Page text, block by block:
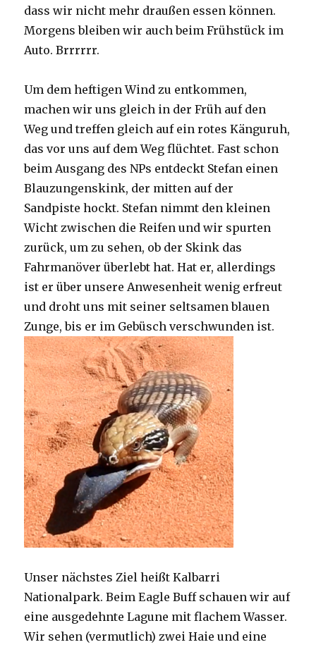
dass wir nicht mehr draußen essen können.
Morgens bleiben wir auch beim Frühstück im
Auto. Brrrrrr.
Um dem heftigen Wind zu entkommen,
machen wir uns gleich in der Früh auf den
Weg und treffen gleich auf ein rotes Känguruh,
das vor uns auf dem Weg flüchtet. Fast schon
beim Ausgang des NPs entdeckt Stefan einen
Blauzungenskink, der mitten auf der
Sandpiste hockt. Stefan nimmt den kleinen
Wicht zwischen die Reifen und wir spurten
zurück, um zu sehen, ob der Skink das
Fahrmanöver überlebt hat. Hat er, allerdings
ist er über unsere Anwesenheit wenig erfreut
und droht uns mit seiner seltsamen blauen
Zunge, bis er im Gebüsch verschwunden ist.
Unser nächstes Ziel heißt Kalbarri
Nationalpark. Beim Eagle Buff schauen wir auf
eine ausgedehnte Lagune mit flachem Wasser.
Wir sehen (vermutlich) zwei Haie und eine